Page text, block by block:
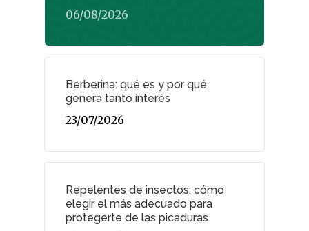
06/08/2026
Berberina: qué es y por qué
genera tanto interés
23/07/2026
Repelentes de insectos: cómo
elegir el más adecuado para
protegerte de las picaduras